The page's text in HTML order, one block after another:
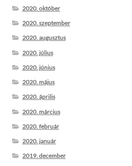
2020. október
2020. szeptember
2020. augusztus
2020. július
2020. június
2020. május
2020. április
2020. március
2020. február
2020. január
2019. december